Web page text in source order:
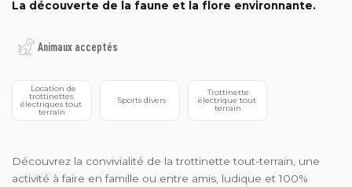
La découverte de la faune et la flore environnante.
Animaux acceptés
trottinettes
électriques tout
terrain
Sports divers
Trottinette
électrique tout
terrain
Découvrez la convivialité de la trottinette tout-terrain, une
activité à faire en famille ou entre amis, ludique et 100%